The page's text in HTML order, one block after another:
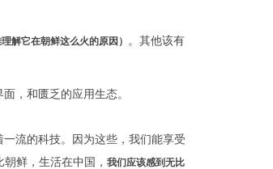
解它在朝鲜这么火的原因） 。其他该有
，和匮乏的应用生态。
流的科技。因为这些，我们能享受
鲜，生活在中国， 我们应该感到无比